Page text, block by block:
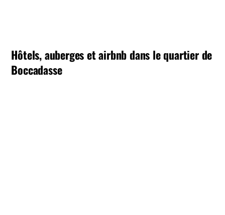
Hôtels, auberges et airbnb dans le quartier de
Boccadasse